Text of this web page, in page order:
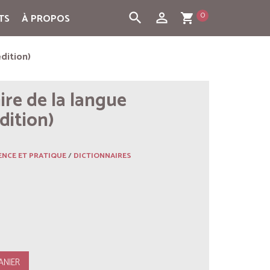
À PROPOS shopping_cart 0
person_outline
search
de la langue
ET PRATIQUE/DICTIONNAIRES